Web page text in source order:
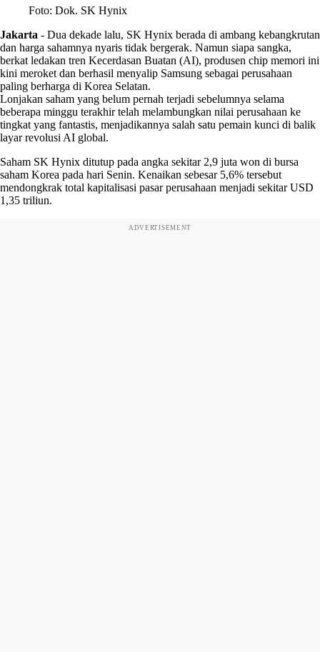
Foto: Dok. SK Hynix
Jakarta - Dua dekade lalu, SK Hynix berada di ambang kebangkrutan
dan harga sahamnya nyaris tidak bergerak. Namun siapa sangka,
berkat ledakan tren Kecerdasan Buatan (AI), produsen chip memori ini
kini meroket dan berhasil menyalip Samsung sebagai perusahaan
paling berharga di Korea Selatan.
Lonjakan saham yang belum pernah terjadi sebelumnya selama
beberapa minggu terakhir telah melambungkan nilai perusahaan ke
tingkat yang fantastis, menjadikannya salah satu pemain kunci di balik
layar revolusi AI global.
Saham SK Hynix ditutup pada angka sekitar 2,9 juta won di bursa
saham Korea pada hari Senin. Kenaikan sebesar 5,6% tersebut
mendongkrak total kapitalisasi pasar perusahaan menjadi sekitar USD
1,35 triliun.
ADVERTISEMENT